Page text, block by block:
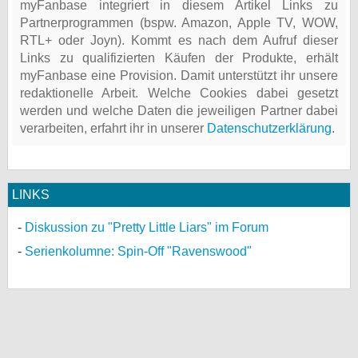
myFanbase integriert in diesem Artikel Links zu
Partnerprogrammen (bspw. Amazon, Apple TV, WOW,
RTL+ oder Joyn). Kommt es nach dem Aufruf dieser
Links zu qualifizierten Käufen der Produkte, erhält
myFanbase eine Provision. Damit unterstützt ihr unsere
redaktionelle Arbeit. Welche Cookies dabei gesetzt
werden und welche Daten die jeweiligen Partner dabei
verarbeiten, erfahrt ihr in unserer Datenschutzerklärung.
LINKS
Diskussion zu "Pretty Little Liars" im Forum
Serienkolumne: Spin-Off "Ravenswood"